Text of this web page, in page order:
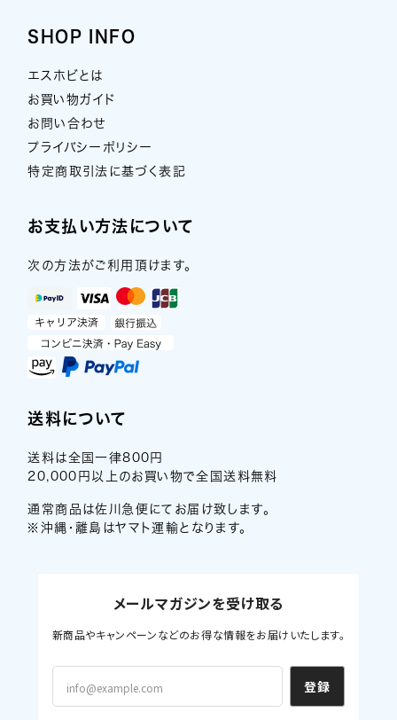
SHOP INFO
エスホビとは
お買い物ガイド
お問い合わせ
プライバシーポリシー
特定商取引法に基づく表記
お支払い方法について
次の方法がご利用頂けます。
送料について
送料は全国一律800円
20,000円以上のお買い物で全国送料無料
通常商品は佐川急便にてお届け致します。
※沖縄・離島はヤマト運輸となります。
メールマガジンを受け取る
新商品やキャンペーンなどのお得な情報をお届けいたします。
登録